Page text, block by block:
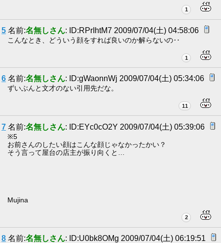
1
5 名前:名無しさん: ID:RPrIhtM7 2009/07/04(土) 04:58:06
こんなとき、どういう顔をすれば良いのか解らないの‥
1
6 名前:名無しさん: ID:gWaonnWj 2009/07/04(土) 05:34:06
ずいぶんと文才のない引用先だな。
11
7 名前:名無しさん: ID:EYc0cO2Y 2009/07/04(土) 05:39:06
※5
お前さんのしたい顔はこんな顔じゃなかったかい？
そう言って屋台の店主が振り向くと…
Mujina
2
8 名前:名無しさん: ID:U0bk8OMg 2009/07/04(土) 06:19:51